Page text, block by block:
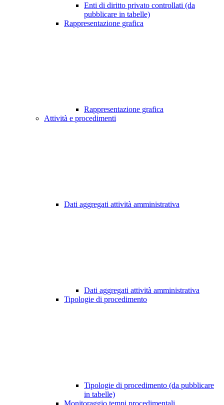
Enti di diritto privato controllati (da
pubblicare in tabelle)
Rappresentazione grafica
Rappresentazione grafica
Attività e procedimenti
Dati aggregati attività amministrativa
Dati aggregati attività amministrativa
Tipologie di procedimento
Tipologie di procedimento (da pubblicare
in tabelle)